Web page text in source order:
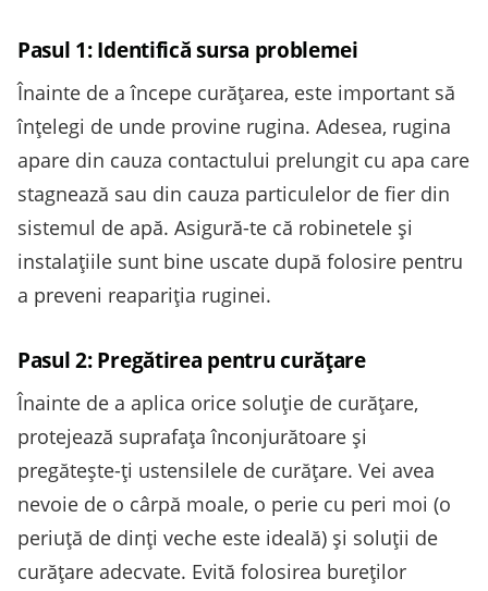
Pasul 1: Identifică sursa problemei
Înainte de a începe curățarea, este important să
înțelegi de unde provine rugina. Adesea, rugina
apare din cauza contactului prelungit cu apa care
stagnează sau din cauza particulelor de fier din
sistemul de apă. Asigură-te că robinetele și
instalațiile sunt bine uscate după folosire pentru
a preveni reapariția ruginei.
Pasul 2: Pregătirea pentru curățare
Înainte de a aplica orice soluție de curățare,
protejează suprafața înconjurătoare și
pregătește-ți ustensilele de curățare. Vei avea
nevoie de o cârpă moale, o perie cu peri moi (o
periuță de dinți veche este ideală) și soluții de
curățare adecvate. Evită folosirea bureților